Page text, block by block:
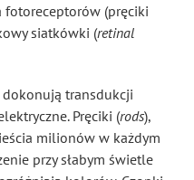
fotoreceptorów (pręciki
siatkówki (retinal
transdukcji
Pręciki (rods),
milionów w każdym
przy słabym świetle